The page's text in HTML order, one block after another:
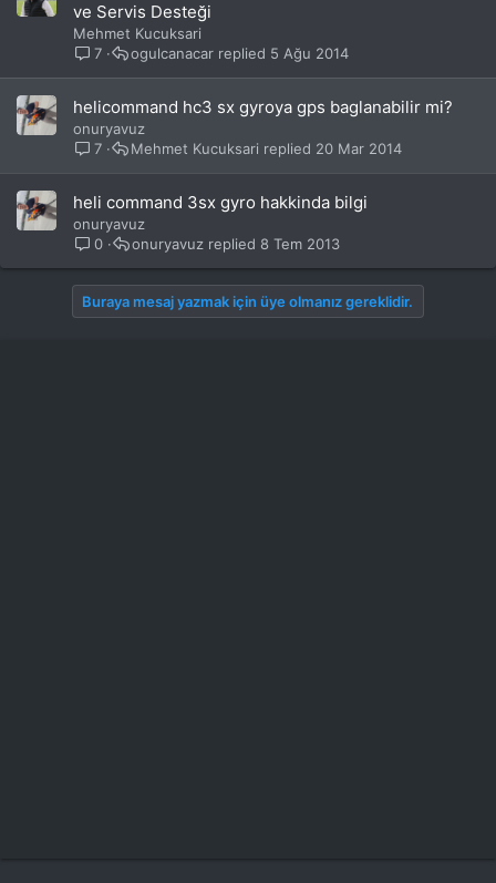
ve Servis Desteği
Mehmet Kucuksari
7
5 Ağu 2014
ogulcanacar
helicommand hc3 sx gyroya gps baglanabilir mi?
onuryavuz
7
20 Mar 2014
Mehmet Kucuksari
heli command 3sx gyro hakkinda bilgi
onuryavuz
0
8 Tem 2013
onuryavuz
Buraya mesaj yazmak için üye olmanız gereklidir.